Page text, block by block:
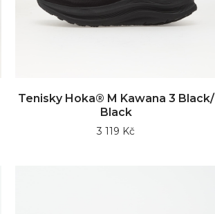
Tenisky Hoka® M Kawana 3 Black/
Black
3 119 Kč